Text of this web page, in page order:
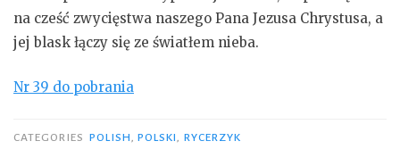
na cześć zwycięstwa naszego Pana Jezusa Chrystusa, a
jej blask łączy się ze światłem nieba.
Nr 39 do pobrania
CATEGORIES POLISH, POLSKI, RYCERZYK